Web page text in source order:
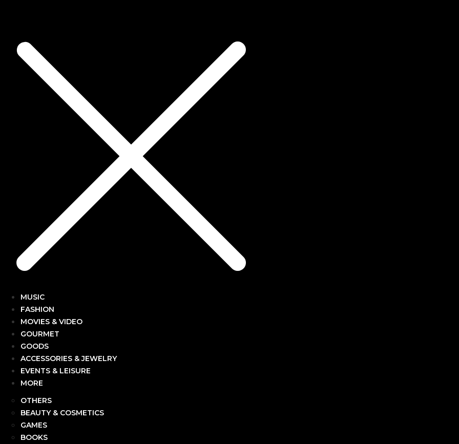
MUSIC
FASHION
MOVIES & VIDEO
GOURMET
GOODS
ACCESSORIES & JEWELRY
EVENTS & LEISURE
MORE
OTHERS
BEAUTY & COSMETICS
GAMES
BOOKS